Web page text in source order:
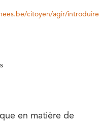
citoyen/agir/
en matière de